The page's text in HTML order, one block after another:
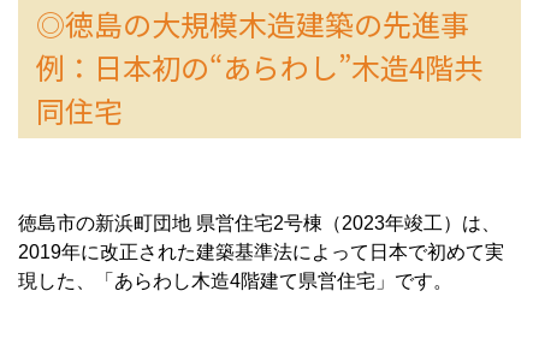
◎徳島の大規模木造建築の先進事
例：日本初の“あらわし”木造4階共
同住宅
徳島市の新浜町団地 県営住宅2号棟（2023年竣工）は、
2019年に改正された建築基準法によって日本で初めて実
現した、「あらわし木造4階建て県営住宅」です。